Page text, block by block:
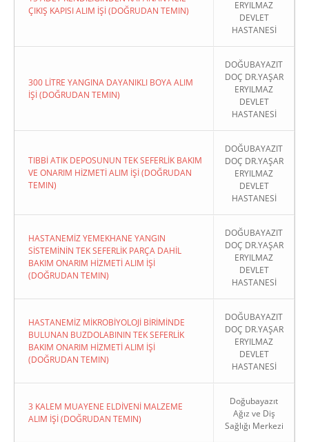
ÇIKIŞ KAPISI ALIM İŞİ (DOĞRUDAN TEMIN)
ERYILMAZ
DEVLET
HASTANESİ
300 LİTRE YANGINA DAYANIKLI BOYA ALIM
İŞİ (DOĞRUDAN TEMIN)
DOĞUBAYAZIT
DOÇ DR.YAŞAR
ERYILMAZ
DEVLET
HASTANESİ
TIBBİ ATIK DEPOSUNUN TEK SEFERLİK BAKIM
VE ONARIM HİZMETİ ALIM İŞİ (DOĞRUDAN
TEMIN)
DOĞUBAYAZIT
DOÇ DR.YAŞAR
ERYILMAZ
DEVLET
HASTANESİ
HASTANEMİZ YEMEKHANE YANGIN
SİSTEMİNİN TEK SEFERLİK PARÇA DAHİL
BAKIM ONARIM HİZMETİ ALIM İŞİ
(DOĞRUDAN TEMIN)
DOĞUBAYAZIT
DOÇ DR.YAŞAR
ERYILMAZ
DEVLET
HASTANESİ
HASTANEMİZ MİKROBİYOLOJİ BİRİMİNDE
BULUNAN BUZDOLABININ TEK SEFERLİK
BAKIM ONARIM HİZMETİ ALIM İŞİ
(DOĞRUDAN TEMIN)
DOĞUBAYAZIT
DOÇ DR.YAŞAR
ERYILMAZ
DEVLET
HASTANESİ
3 KALEM MUAYENE ELDİVENİ MALZEME
ALIM İŞİ (DOĞRUDAN TEMIN)
Doğubayazıt
Ağız ve Diş
Sağlığı Merkezi